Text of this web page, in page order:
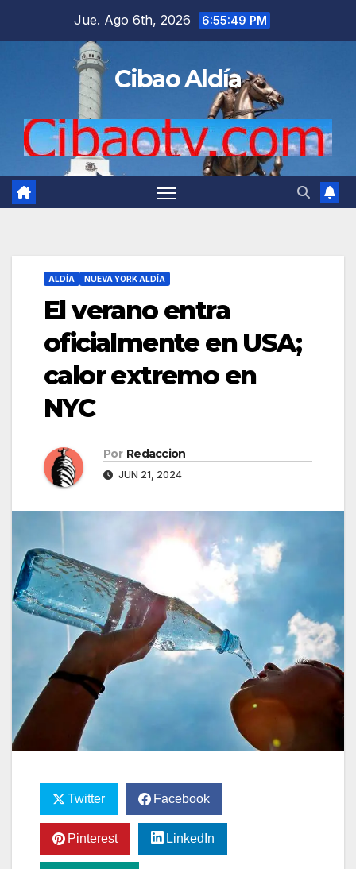
Jue. Ago 6th, 2026 6:55:50 PM
Cibao Aldía
ALDÍA NUEVA YORK ALDÍA
El verano entra
oficialmente en USA;
calor extremo en
NYC
Por Redaccion
JUN 21, 2024
Twitter Facebook
Pinterest LinkedIn